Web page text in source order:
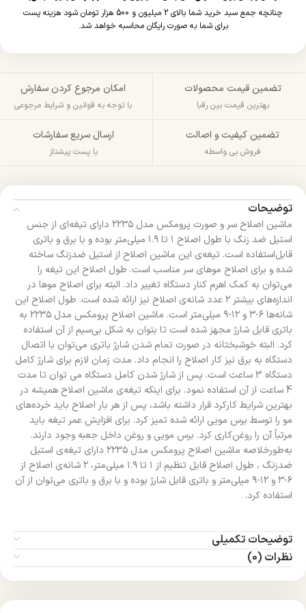
چنانچه جمع سبد خرید شما بالای 2 میلیون و 500 هزار تومان شود هزینه پست
برای شما به صورت رایگان محاسبه خواهد شد.
تضمین قیمت محصولات
بهترین قیمت بین رقبا
امکان مرجوع کردن سفارش
با توجه به قوانین و شرایط مرجوعی
تضمین کیفیت و اصالت
فروش بی واسطه
ارسال سریع سفارشات
با پست پیشتاز
توضیحات
ماشين اصلاح سر و صورت پرومکس مدل ۲۲۳۵ دارای تیغه‌‌ای از جنس
استیل ضد زنگ با طول اصلاح ۱ تا ۱.۹ میلی‌متر بوده و با برق و باتری
قابل‌استفاده است. تیغه‌ی این ماشین اصلاح از استیل ضدزنگ ساخته
شده و برای اصلاح موهای سر مناسب است. طول اصلاح این تیغه را
می‌توان به کمک اهرم کنار دستگاه تغییر داد. البته برای اصلاح موها در
اندازه‌های بیشتر ۲ عدد شانه‌ی اصلاح نیز ارائه شده است. طول اصلاح این
شانه‌ها ۶-۳ و ۱۲-۹ میلی‌متر است. ماشین اصلاح پرومکس مدل ۲۲۳۵ به
باتری قابل شارژ مجهز شده است تا بتوان به شکل بی‌سیم از آن استفاده
کرد. البته خوشبختانه در صورت تمام شدن شارژ باتری می‌توان با اتصال
دستگاه به برق نیز کار اصلاح را انجام داد. مدت زمان لازم برای شارژ کامل
دستگاه 3 ساعت است. پس از شارژ شدن کامل دستگاه می توان تا مدت
4 ساعت از آن استفاده نمود. برای اینکه تیغه‌ی ماشین اصلاح همیشه در
بهترین شرایط کارکرد قرار داشته باشد، پس از هر بار اصلاح باید خرده‌های
مو را توسط برس مویی ارائه شده تمیز کرد. برای افزایش عمر تیغه باید
مرتباً آن را روغن‌کاری کرد. برس مویی و روغن داخل جعبه وجود دارند.
به‌طورخلاصه ماشین اصلاح پرومکس مدل ۲۲۳۵ دارای تیغه‌ی استیل
ضدزنگ ، طول اصلاح قابل تنظیم از ۱ تا ۱.۹ میلی‌متر، ۲ شانه‌ی اصلاح از
۶-۳ و ۱۲-۹ میلی‌متر و باتری قابل شارژ بوده و با برق و باتری می‌توان از آن
استفاده کرد.
توضیحات تکمیلی
نظرات (0)